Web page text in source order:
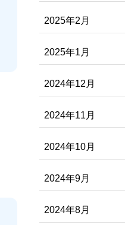
2025年2月
2025年1月
2024年12月
2024年11月
2024年10月
2024年9月
2024年8月